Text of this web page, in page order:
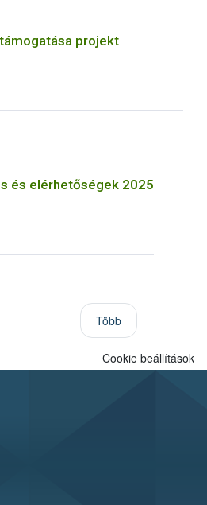
projekt
és elérhetőségek 2025
Több
Cookie beállítások